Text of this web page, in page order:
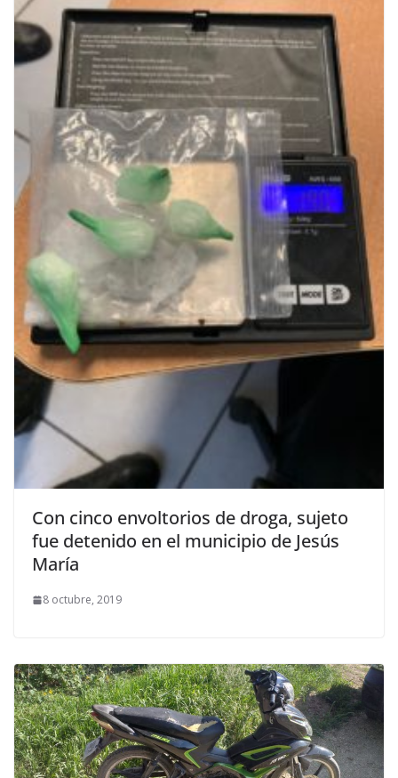
Con cinco envoltorios de droga, sujeto
fue detenido en el municipio de Jesús
María
8 octubre, 2019